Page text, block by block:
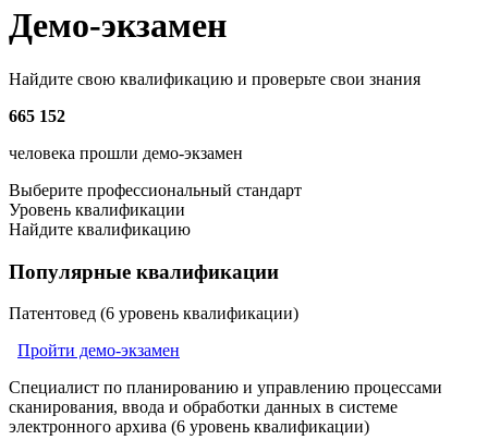
Демо-экзамен
Найдите свою квалификацию и проверьте свои знания
665 152
человека прошли демо-экзамен
Выберите профессиональный стандарт
Уровень квалификации
Найдите квалификацию
Популярные квалификации
Патентовед (6 уровень квалификации)
Пройти демо-экзамен
Специалист по планированию и управлению процессами
сканирования, ввода и обработки данных в системе
электронного архива (6 уровень квалификации)